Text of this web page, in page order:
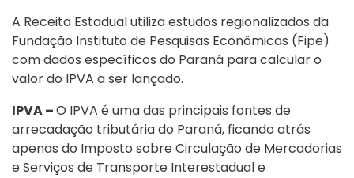
A Receita Estadual utiliza estudos regionalizados da
Fundação Instituto de Pesquisas Econômicas (Fipe)
com dados específicos do Paraná para calcular o
valor do IPVA a ser lançado.
IPVA –O IPVA é uma das principais fontes de
arrecadação tributária do Paraná, ficando atrás
apenas do Imposto sobre Circulação de Mercadorias
e Serviços de Transporte Interestadual e